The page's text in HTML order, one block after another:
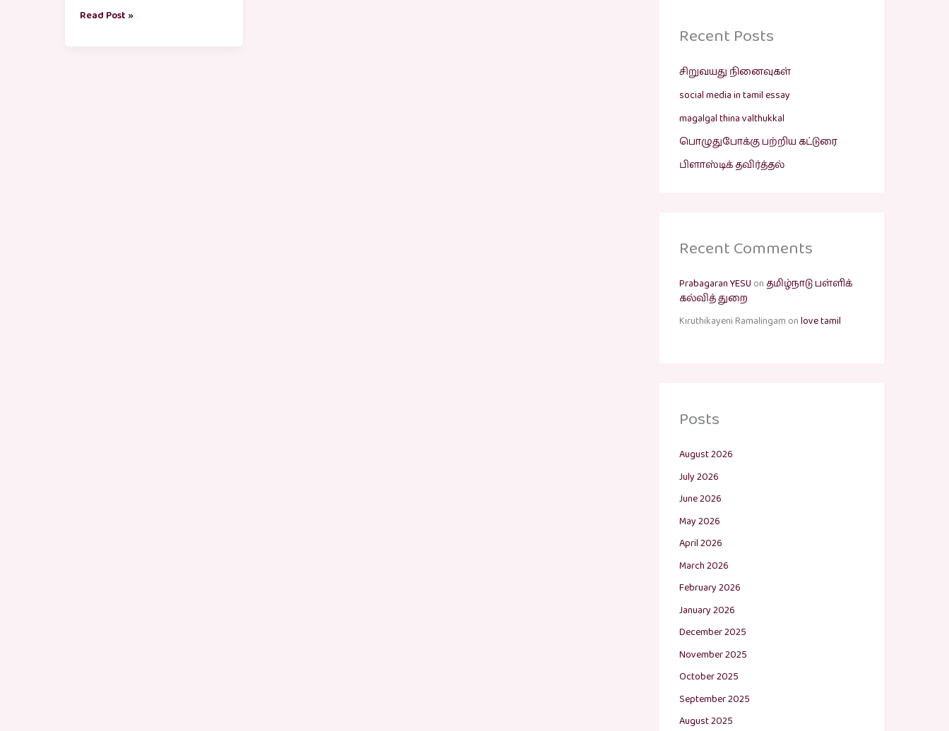
Read Post »
Recent Posts
சிறுவயது நினைவுகள்
social media in tamil essay
magalgal thina valthukkal
பொழுதுபோக்கு பற்றிய கட்டுரை
பிளாஸ்டிக் தவிர்த்தல்
Recent Comments
Prabagaran YESU onதமிழ்நாடு பள்ளிக்
கல்வித் துறை
Kiruthikayeni Ramalingam onlove tamil
Posts
August 2026
July 2026
June 2026
May 2026
April 2026
March 2026
February 2026
January 2026
December 2025
November 2025
October 2025
September 2025
August 2025